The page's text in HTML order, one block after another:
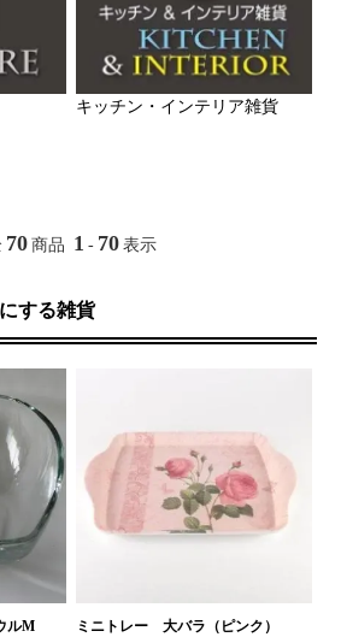
キッチン・インテリア雑貨
70 商品 1 - 70 表示
する雑貨
ルM ミニトレー 大バラ（ピンク）